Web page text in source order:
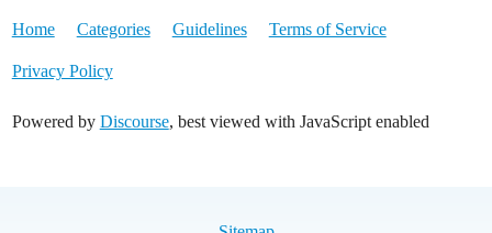
Home Categories Guidelines Terms of Service
Privacy Policy
Powered by Discourse, best viewed with JavaScript enabled